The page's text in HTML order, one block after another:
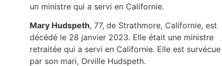
un ministre qui a servi en Californie.
Mary Hudspeth, 77, de Strathmore, Californie, est
décédé le 28 janvier 2023. Elle était une ministre
retraitée qui a servi en Californie. Elle est survécue
par son mari, Orville Hudspeth.